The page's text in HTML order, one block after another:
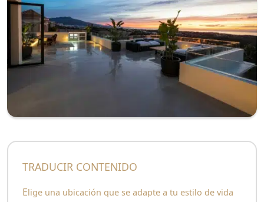
TRADUCIR CONTENIDO
Elige una ubicación que se adapte a tu estilo de vida